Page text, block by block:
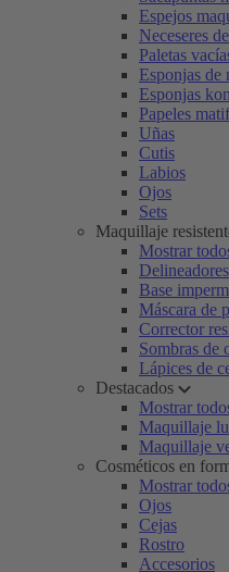
Espejos
Neceseres
Paletas
Esponjas de
Esponjas
Papeles
Uñas
Cutis
Labios
Ojos
Sets
Maquillaje
Mostrar
Base
Máscara de
Corrector
Sombras de
Lápices de
Destacados
Mostrar
Maquillaje
Maquillaje
Cosméticos en
Mostrar
Ojos
Cejas
Rostro
Accesorios